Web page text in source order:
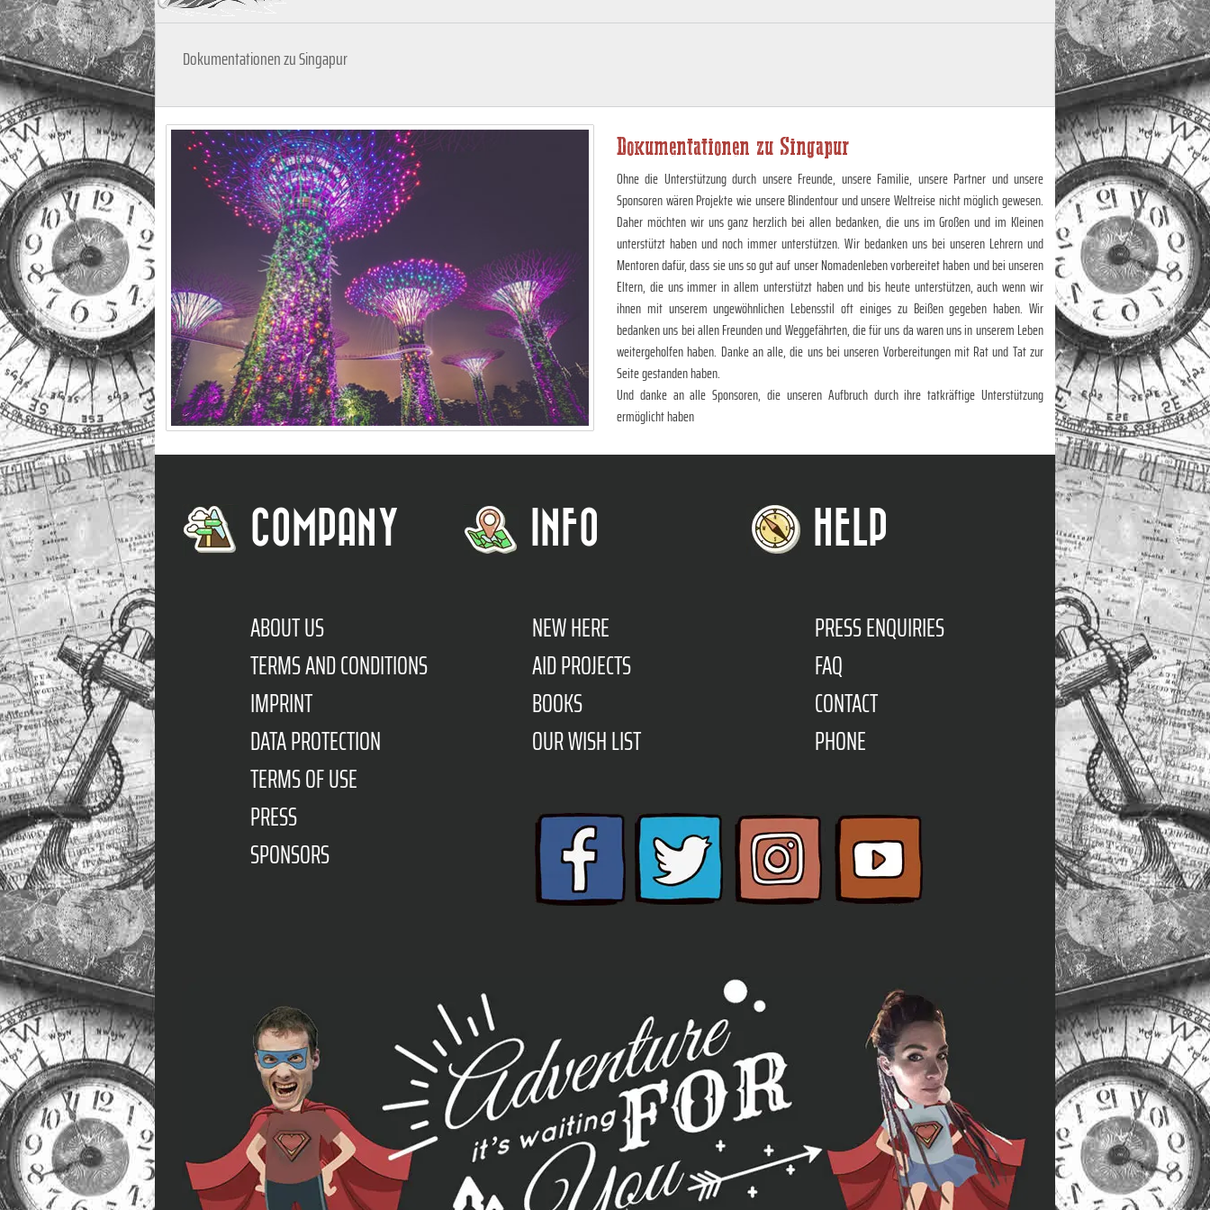
Dokumentationen zu Singapur
Dokumentationen zu Singapur
Ohne die Unterstützung durch unsere Freunde, unsere Familie, unsere Partner und unsere
Sponsoren wären Projekte wie unsere Blindentour und unsere Weltreise nicht möglich gewesen.
Daher möchten wir uns ganz herzlich bei allen bedanken, die uns im Großen und im Kleinen
unterstützt haben und noch immer unterstützen. Wir bedanken uns bei unseren Lehrern und
Mentoren dafür, dass sie uns so gut auf unser Nomadenleben vorbereitet haben und bei unseren
Eltern, die uns immer in allem unterstützt haben und bis heute unterstützen, auch wenn wir
ihnen mit unserem ungewöhnlichen Lebensstil oft einiges zu Beißen gegeben haben. Wir
bedanken uns bei allen Freunden und Weggefährten, die für uns da waren uns in unserem Leben
weitergeholfen haben. Danke an alle, die uns bei unseren Vorbereitungen mit Rat und Tat zur
Seite gestanden haben.
Und danke an alle Sponsoren, die unseren Aufbruch durch ihre tatkräftige Unterstützung
ermöglicht haben
COMPANY
ABOUT US
TERMS AND CONDITIONS
IMPRINT
DATA PROTECTION
TERMS OF USE
PRESS
SPONSORS
INFO
NEW HERE
AID PROJECTS
BOOKS
OUR WISH LIST
HELP
PRESS ENQUIRIES
FAQ
CONTACT
PHONE